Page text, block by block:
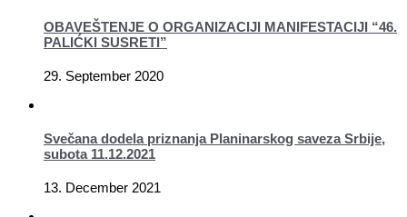
OBAVEŠTENJE O ORGANIZACIJI MANIFESTACIJI “46.
PALIĆKI SUSRETI”
29. September 2020
Svečana dodela priznanja Planinarskog saveza Srbije,
subota 11.12.2021
13. December 2021